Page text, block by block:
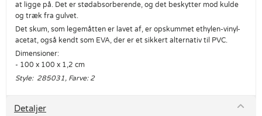
at ligge på. Det er stødabsorberende, og det beskytter mod kulde
og træk fra gulvet.
Det skum, som legemåtten er lavet af, er opskummet ethylen-vinyl-
acetat, også kendt som EVA, der er et sikkert alternativ til PVC.
Dimensioner:
- 100 x 100 x 1,2 cm
Style: 285031, Farve: 2
Detaljer